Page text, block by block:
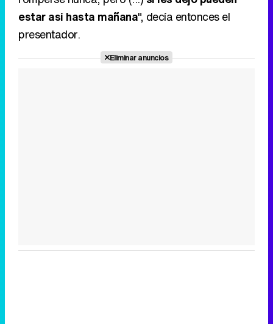
estar así hasta mañana", decía entonces el
presentador.
Eliminar anuncios